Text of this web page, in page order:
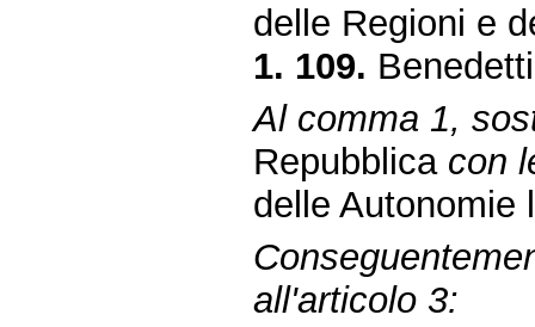
delle Regioni e
1. 109.
Al comma 1,
Repubblica con
delle Autonomie
all'articolo 3: